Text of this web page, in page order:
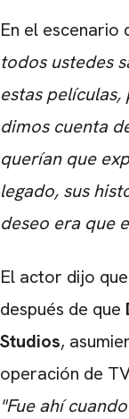
En el escenario
todos ustedes
estas
dimos cuenta
querían que
legado, sus
deseo era que
El actor dijo
después de que
Studios,
operación de
"Fue ahí